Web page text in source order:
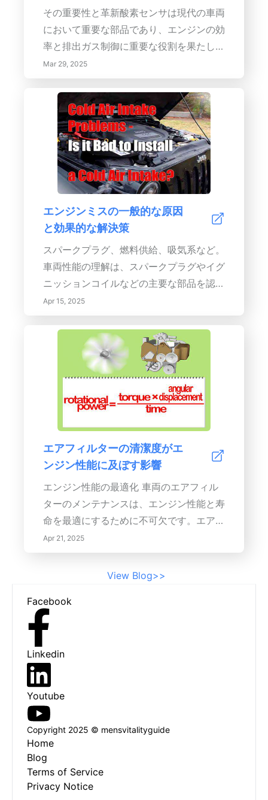
取り上げ、充電サイクルや容量などのメト
リックを探求して、ユーザーが交換時期を
把握できるようにします。定期的な監視は
性能の低下を防ぐだけでなく、持続可能な
使用を促進するエネルギー効率的な習慣を
育みます。効果的なバッテリー最適化技術
を実装し、先進的なアプリケーションを活
用し、バッテリー寿命に影響を与えるユー
ザーの習慣を認識する方法を学びましょ
う。新たに出現するバッテリー技術やスマ
ートソリューションについての情報を維持
し、今と未来のデバイスのパフォーマンス
を向上させましょう。
その重要性と革新酸素センサは現代の車両
において重要な部品であり、エンジンの効
率と排出ガス制御に重要な役割を果たしま
す。排気ガス中の酸素濃度を測定すること
により、...
Mar 29, 2025
エンジンミスの一般的な原因
と効果的な解決策
スパークプラグ、燃料供給、吸気系など。
車両性能の理解は、スパークプラグやイグ
ニッションコイルなどの主要な部品を認識
することから始まります。スパークプラグ
が燃焼室内の空気燃料混合物を点火しま
す。
Apr 15, 2025
エアフィルターの清潔度がエ
ンジン性能に及ぼす影響
エンジン性能の最適化 車両のエアフィル
ターのメンテナンスは、エンジン性能と寿
命を最適にするために不可欠です。エアフ
ィルターは、エンジン損傷の原因となる汚
れ、破片、異物を捕捉する上で重要な役割
を果たします。
Apr 21, 2025
View Blog>>
Facebook
Linkedin
Youtube
Copyright 2025 © mensvitalityguide
Home
Blog
Terms of Service
Privacy Notice